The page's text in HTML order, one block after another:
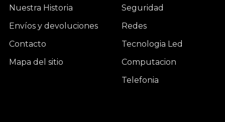
Nuestra Historia
Envíos y devoluciones
Contacto
Mapa del sitio
Seguridad
Redes
Tecnologia Led
Computacion
Telefonia